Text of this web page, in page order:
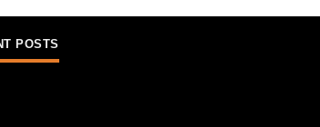
POSTS